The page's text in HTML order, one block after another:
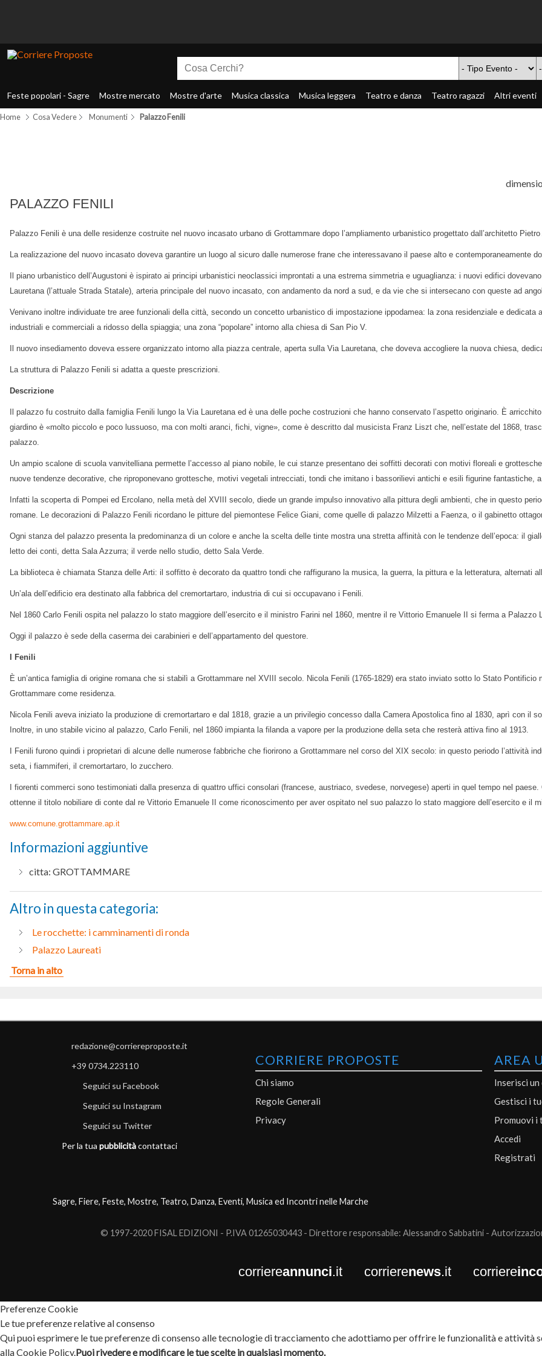
Feste popolari - Sagre Mostre mercato Mostre d'arte Musica classica Musica leggera Teatro e danza Teatro ragazzi Altri eventi
Home Cosa Vedere Monumenti Palazzo Fenili
PALAZZO FENILI
Palazzo Fenili è una delle residenze costruite nel nuovo incasato urbano di Grottammare dopo l’ampliamento urbanistico progettato dall’architetto
La realizzazione del nuovo incasato doveva garantire un luogo al sicuro dalle numerose frane che interessavano il paese alto e contemporaneamente
Il piano urbanistico dell’Augustoni è ispirato ai principi urbanistici neoclassici improntati a una estrema simmetria e uguaglianza: i nuovi edifici
Lauretana (l’attuale Strada Statale), arteria principale del nuovo incasato, con andamento da nord a sud, e da vie che si intersecano con queste ad
Venivano inoltre individuate tre aree funzionali della città, secondo un concetto urbanistico di impostazione ippodamea: la zona residenziale e dedicata
industriali e commerciali a ridosso della spiaggia; una zona “popolare” intorno alla chiesa di San Pio V.
Il nuovo insediamento doveva essere organizzato intorno alla piazza centrale, aperta sulla Via Lauretana, che doveva accogliere la nuova chiesa,
La struttura di Palazzo Fenili si adatta a queste prescrizioni.
Descrizione
Il palazzo fu costruito dalla famiglia Fenili lungo la Via Lauretana ed è una delle poche costruzioni che hanno conservato l’aspetto originario. È
giardino è «molto piccolo e poco lussuoso, ma con molti aranci, fichi, vigne», come è descritto dal musicista Franz Liszt che, nell’estate del 1868,
palazzo.
Un ampio scalone di scuola vanvitelliana permette l’accesso al piano nobile, le cui stanze presentano dei soffitti decorati con motivi floreali e
nuove tendenze decorative, che riproponevano grottesche, motivi vegetali intrecciati, tondi che imitano i bassorilievi antichi e esili figurine fantastiche,
Infatti la scoperta di Pompei ed Ercolano, nella metà del XVIII secolo, diede un grande impulso innovativo alla pittura degli ambienti, che in questo
romane. Le decorazioni di Palazzo Fenili ricordano le pitture del piemontese Felice Giani, come quelle di palazzo Milzetti a Faenza, o il gabinetto
Ogni stanza del palazzo presenta la predominanza di un colore e anche la scelta delle tinte mostra una stretta affinità con le tendenze dell’epoca: il
letto dei conti, detta Sala Azzurra; il verde nello studio, detto Sala Verde.
La biblioteca è chiamata Stanza delle Arti: il soffitto è decorato da quattro tondi che raffigurano la musica, la guerra, la pittura e la letteratura, alternati
Un’ala dell’edificio era destinato alla fabbrica del cremortartaro, industria di cui si occupavano i Fenili.
Nel 1860 Carlo Fenili ospita nel palazzo lo stato maggiore dell’esercito e il ministro Farini nel 1860, mentre il re Vittorio Emanuele II si ferma a Palazzo
Oggi il palazzo è sede della caserma dei carabinieri e dell’appartamento del questore.
I Fenili
È un’antica famiglia di origine romana che si stabilì a Grottammare nel XVIII secolo. Nicola Fenili (1765-1829) era stato inviato sotto lo Stato
Grottammare come residenza.
Nicola Fenili aveva iniziato la produzione di cremortartaro e dal 1818, grazie a un privilegio concesso dalla Camera Apostolica fino al 1830, aprì con il
Inoltre, in uno stabile vicino al palazzo, Carlo Fenili, nel 1860 impianta la filanda a vapore per la produzione della seta che resterà attiva fino al 1913.
I Fenili furono quindi i proprietari di alcune delle numerose fabbriche che fiorirono a Grottammare nel corso del XIX secolo: in questo periodo l’attività
seta, i fiammiferi, il cremortartaro, lo zucchero.
I fiorenti commerci sono testimoniati dalla presenza di quattro uffici consolari (francese, austriaco, svedese, norvegese) aperti in quel tempo nel
ottenne il titolo nobiliare di conte dal re Vittorio Emanuele II come riconoscimento per aver ospitato nel suo palazzo lo stato maggiore dell’esercito e il
www.comune.grottammare.ap.it
Informazioni aggiuntive
citta: GROTTAMMARE
Altro in questa categoria:
Le rocchette: i camminamenti di ronda
Palazzo Laureati
Torna in alto
redazione@corriereproposte.it
+39 0734.223110
Seguici su Facebook
Seguici su Instagram
Seguici su Twitter
Per la tua pubblicitàcontattaci
CORRIERE PROPOSTE
Chi siamo
Regole Generali
Privacy
AREA
Inserisci
Gestisci i
Promuovi i
Accedi
Registrati
Sagre, Fiere, Feste, Mostre, Teatro, Danza, Eventi, Musica ed Incontri nelle Marche
© 1997-2020 FISAL EDIZIONI - P.IVA 01265030443 - Direttore responsabile: Alessandro Sabbatini -
corriereannunci.it corrierenews.it corriere
Preferenze Cookie
Le tue preferenze relative al consenso
Qui puoi esprimere le tue preferenze di consenso alle tecnologie di tracciamento che adottiamo per offrire le funzionalità e
alla Cookie Policy.Puoi rivedere e modificare le tue scelte in qualsiasi momento.